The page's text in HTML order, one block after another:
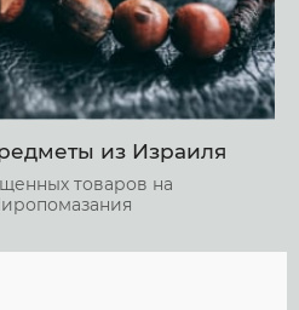
из Израиля
товаров на